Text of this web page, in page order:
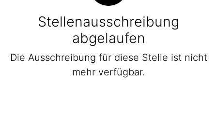
Stellenausschreibung
abgelaufen
Die Ausschreibung für diese Stelle ist nicht
mehr verfügbar.